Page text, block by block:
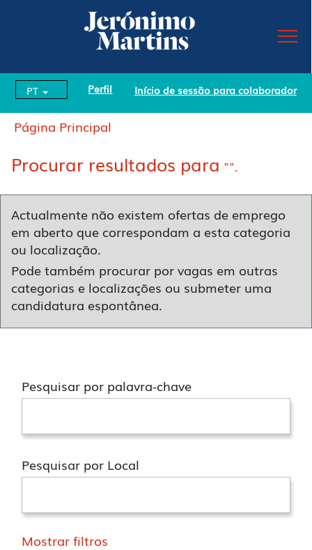
PT Perfil Início de sessão para colaborador
Página Principal
Procurar resultados para "".
Actualmente não existem ofertas de emprego
em aberto que correspondam a esta categoria
ou localização.
Pode também procurar por vagas em outras
categorias e localizações ou submeter uma
candidatura espontânea.
Pesquisar por palavra-chave
Pesquisar por Local
Mostrar filtros